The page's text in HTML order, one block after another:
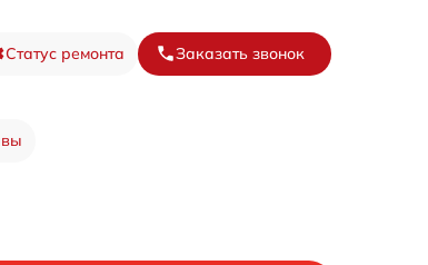
Статус ремонта Заказать звонок